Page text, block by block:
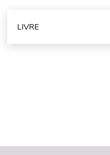
LIVRE